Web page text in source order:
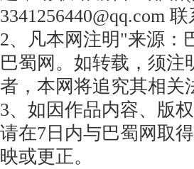
3341256440@qq.com
2、凡本网注明"来源：
巴蜀网。如转载，须
者，本网将追究其相关
3、如因作品内容、版
请在7日内与巴蜀网取
映或更正。